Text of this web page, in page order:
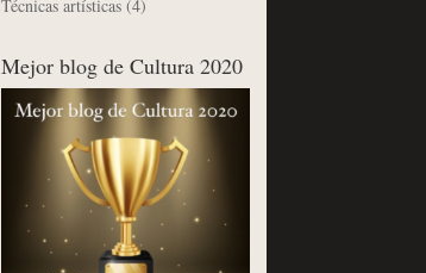
Técnicas artísticas (4)
Mejor blog de Cultura 2020